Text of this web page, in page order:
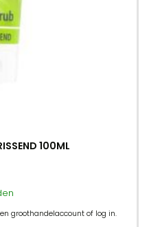
100ML
groothandelaccount of log in.